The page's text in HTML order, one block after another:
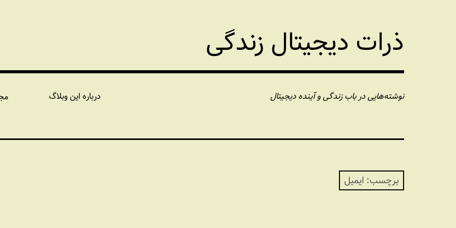
ذرات دیجیتال زندگی
نوشته‌هایی در باب زندگی و آینده دیجیتال درباره این وبلاگ
برچسب: ایمیل